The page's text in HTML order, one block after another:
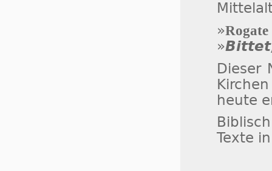
»Rogate
»Bittet
Dieser
heute
Texte